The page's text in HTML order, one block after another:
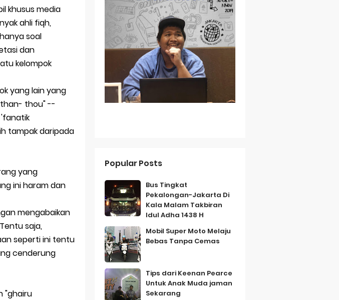
dengan Kamera 200MP dan Baterai Tahan Lama
Fitur Flagship Harga Lebih Bersahabat
Seimbang di Kelasnya
khusus media
ahli fiqh,
soal
dan
kelompok
yang lain yang
thou" --
tampak daripada
yang
ini haram dan
mengabaikan
saja,
seperti ini tentu
cenderung
"ghairu
Popular Posts
Bus Tingkat
Pekalongan-Jakarta Di
Kala Malam Takbiran
Idul Adha 1438 H
Mobil Super Moto Melaju
Bebas Tanpa Cemas
Tips dari Keenan Pearce
Untuk Anak Muda jaman
Sekarang